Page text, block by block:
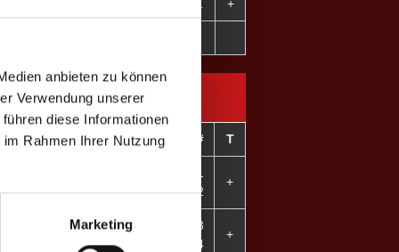
anbieten zu können
Verwendung unserer
diese Informationen
Rahmen Ihrer Nutzung
Marketing
+
CD GP Spieler # T
Mate C.
2
+
Oliver G.
Norman R.
3
4
+